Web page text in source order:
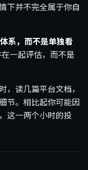
下并不完全属于你自
体系，而不是单独看
一起评估，而不是
，读几篇平台文档，
节。相比起你可能因
这一两个小时的投